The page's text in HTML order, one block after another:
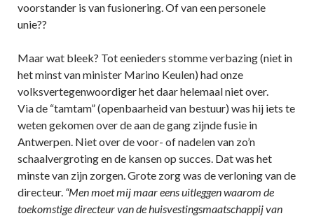
voorstander is van fusionering. Of van een personele
unie??
Maar wat bleek? Tot eenieders stomme verbazing (niet in
het minst van minister Marino Keulen) had onze
volksvertegenwoordiger het daar helemaal niet over.
Via de “tamtam” (openbaarheid van bestuur) was hij iets te
weten gekomen over de aan de gang zijnde fusie in
Antwerpen. Niet over de voor- of nadelen van zo’n
schaalvergroting en de kansen op succes. Dat was het
minste van zijn zorgen. Grote zorg was de verloning van de
directeur. “Men moet mij maar eens uitleggen waarom de
toekomstige directeur van de huisvestingsmaatschappij van